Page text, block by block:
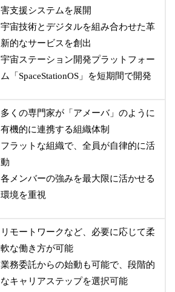
害支援システムを展開
宇宙技術とデジタルを組み合わせた革
新的なサービスを創出
宇宙ステーション開発プラットフォー
ム「SpaceStationOS」を短期間で開発
多くの専門家が「アメーバ」のように
有機的に連携する組織体制
フラットな組織で、全員が自律的に活
動
各メンバーの強みを最大限に活かせる
環境を重視
リモートワークなど、必要に応じて柔
軟な働き方が可能
業務委託からの始動も可能で、段階的
なキャリアステップを選択可能